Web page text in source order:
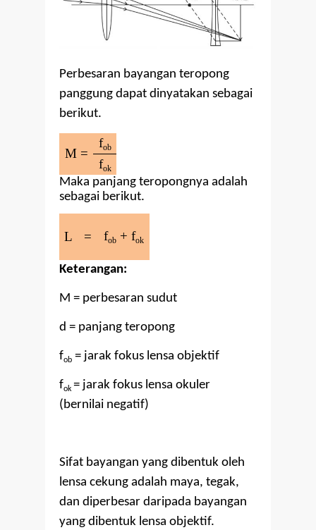
Perbesaran bayangan teropong
panggung dapat dinyatakan sebagai
berikut.
M =
fob
fok
Maka panjang teropongnya adalah
sebagai berikut.
L = fob+ fok
Keterangan:
M = perbesaran sudut
d = panjang teropong
fob = jarak fokus lensa objektif
fok = jarak fokus lensa okuler
(bernilai negatif)
Sifat bayangan yang dibentuk oleh
lensa cekung adalah maya, tegak,
dan diperbesar daripada bayangan
yang dibentuk lensa objektif.